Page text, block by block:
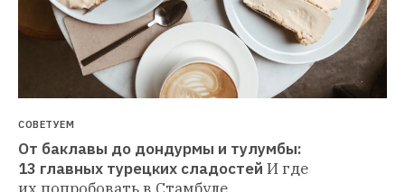
СОВЕТУЕМ
От баклавы до дондурмы и тулумбы:
13 главных турецких сладостей И где